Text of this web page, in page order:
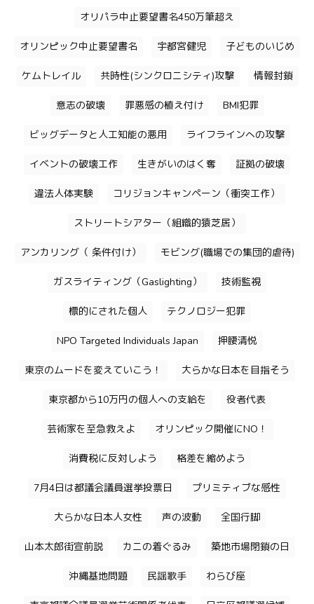
オリパラ中止要望書名450万筆超え
オリンピック中止要望書名 宇都宮健児 子どものいじめ
ケムトレイル 共時性(シンクロニシティ)攻撃 情報封鎖
意志の破壊 罪悪感の植え付け BMI犯罪
ビッグデータと人工知能の悪用 ライフラインへの攻撃
イベントの破壊工作 生きがいのはく奪 証拠の破壊
違法人体実験 コリジョンキャンペーン（衝突工作）
ストリートシアター（組織的猿芝居）
アンカリング（ 条件付け） モビング(職場での集団的虐待)
ガスライティング（Gaslighting） 技術監視
標的にされた個人 テクノロジー犯罪
NPO Targeted Individuals Japan 押腰清悦
東京のムードを変えていこう！ 大らかな日本を目指そう
東京都から10万円の個人への支給を 役者代表
芸術家を至急救えよ オリンピック開催にNO！
消費税に反対しよう 格差を縮めよう
7月4日は都議会議員選挙投票日 プリミティブな感性
大らかな日本人女性 声の波動 全国行脚
山本太郎街宣前説 カニの着ぐるみ 築地市場閉鎖の日
沖縄基地問題 民謡歌手 わらび座